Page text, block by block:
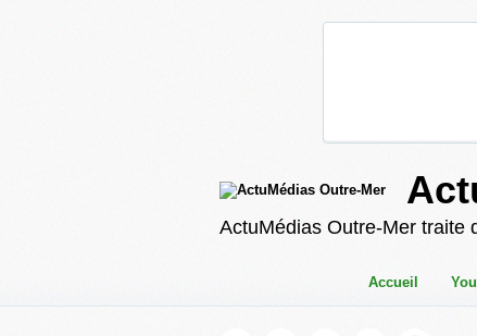
ActuMédias Outre-Mer traite
Accueil